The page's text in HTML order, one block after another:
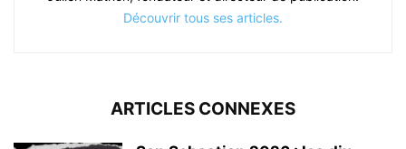
Découvrir tous ses articles.
ARTICLES CONNEXES